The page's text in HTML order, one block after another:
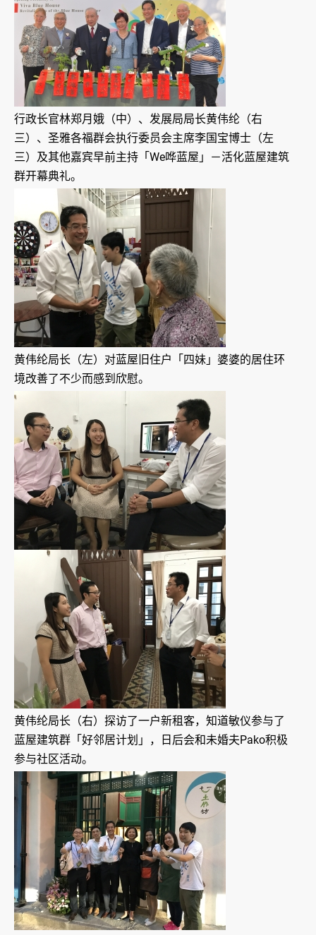
行政长官林郑月娥（中）、发展局局长黄伟纶（右
三）、圣雅各福群会执行委员会主席李国宝博士（左
三）及其他嘉宾早前主持「We哗蓝屋」－活化蓝屋建筑
群开幕典礼。
黄伟纶局长（左）对蓝屋旧住户「四妹」婆婆的居住环
境改善了不少而感到欣慰。
黄伟纶局长（右）探访了一户新租客，知道敏仪参与了
蓝屋建筑群「好邻居计划」，日后会和未婚夫Pako积极
参与社区活动。